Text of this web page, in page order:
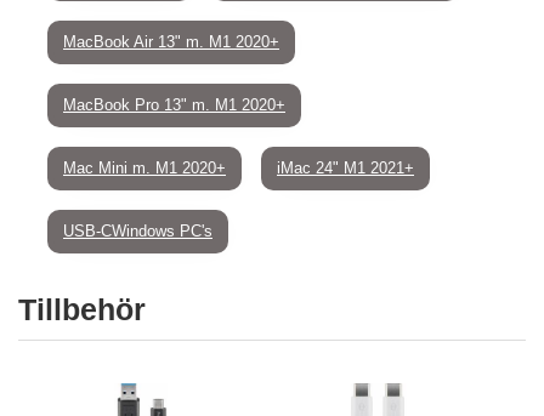
MacBook Air 13" m. M1 2020+
MacBook Pro 13" m. M1 2020+
Mac Mini m. M1 2020+ iMac 24" M1 2021+
USB-CWindows PC's
Tillbehör